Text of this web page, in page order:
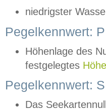
niedrigster
Pegelkennwert:
Höhenlage des
festgelegtes
Pegelkennwert:
Das